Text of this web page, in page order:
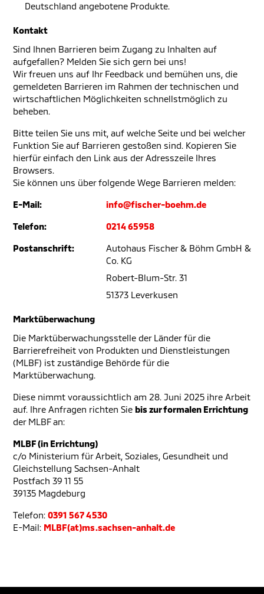
Deutschland angebotene Produkte.
Kontakt
Sind Ihnen Barrieren beim Zugang zu Inhalten auf
aufgefallen? Melden Sie sich gern bei uns!
Wir freuen uns auf Ihr Feedback und bemühen uns, die
gemeldeten Barrieren im Rahmen der technischen und
wirtschaftlichen Möglichkeiten schnellstmöglich zu
beheben.
Bitte teilen Sie uns mit, auf welche Seite und bei welcher
Funktion Sie auf Barrieren gestoßen sind. Kopieren Sie
hierfür einfach den Link aus der Adresszeile Ihres
Browsers.
Sie können uns über folgende Wege Barrieren melden:
E-Mail: info@fischer-boehm.de
Telefon: 0214 65958
Postanschrift:
Autohaus Fischer & Böhm GmbH &
Co. KG
Robert-Blum-Str. 31
51373 Leverkusen
Marktüberwachung
Die Marktüberwachungsstelle der Länder für die
Barrierefreiheit von Produkten und Dienstleistungen
(MLBF) ist zuständige Behörde für die
Marktüberwachung.
Diese nimmt voraussichtlich am 28. Juni 2025 ihre Arbeit
auf. Ihre Anfragen richten Sie bis zur formalen Errichtung
der MLBF an:
MLBF (in Errichtung)
c/o Ministerium für Arbeit, Soziales, Gesundheit und
Gleichstellung Sachsen-Anhalt
Postfach 39 11 55
39135 Magdeburg
Telefon: 0391 567 4530
E-Mail: MLBF(at)ms.sachsen-anhalt.de